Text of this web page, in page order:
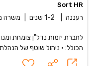
Sort HR
רעננה 1-2 שנים משרה
לחברת יזמות נדל"ן צומחת
הכולל: • ניהול שוטף של